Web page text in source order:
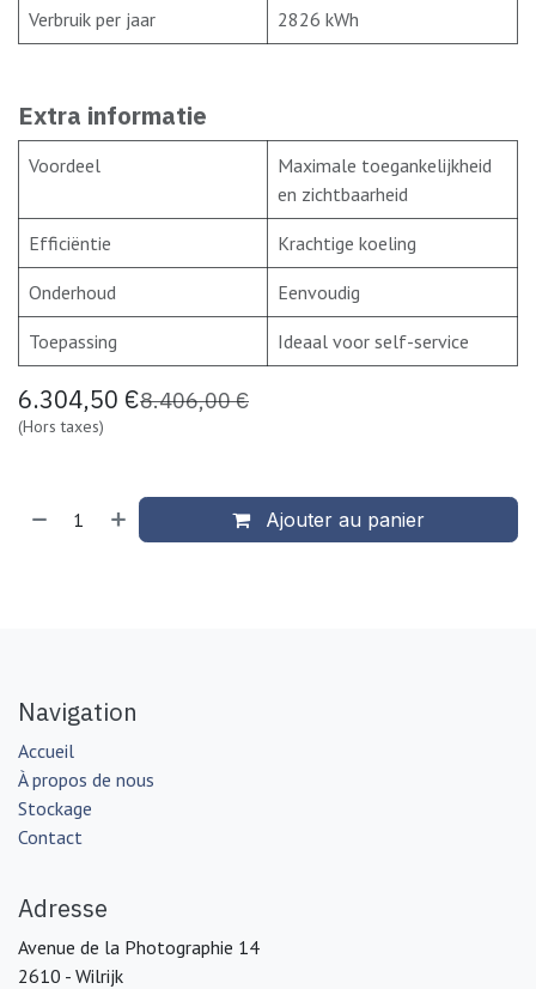
Verbruik per jaar 2826 kWh
Extra informatie
Voordeel
Maximale toegankelijkheid
en zichtbaarheid
Efficiëntie Krachtige koeling
Onderhoud Eenvoudig
Toepassing Ideaal voor self-service
6.304,50 €8.406,00€
(Hors taxes)
Ajouter au panier
Navigation
Accueil
À propos de nous
Stockage
Contact
Adresse
Avenue de la Photographie 14
2610 - Wilrijk